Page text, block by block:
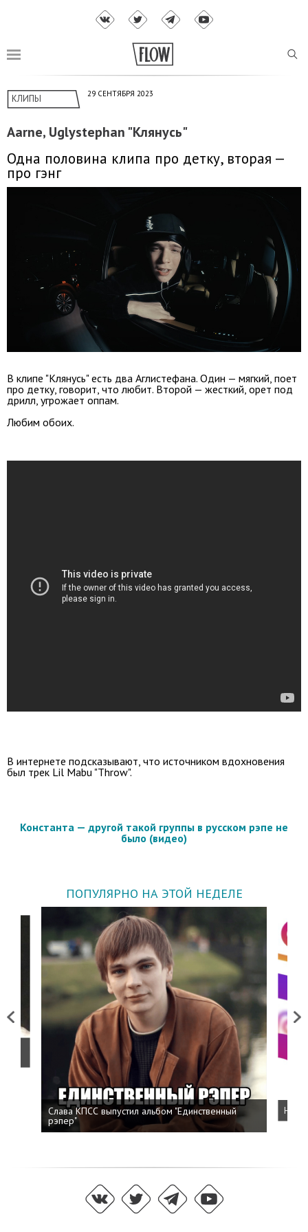
КЛИПЫ 29 СЕНТЯБРЯ 2023
Aarne, Uglystephan "Клянусь"
Одна половина клипа про детку, вторая —
про гэнг
В клипе "Клянусь" есть два Аглистефана. Один — мягкий, поет
про детку, говорит, что любит. Второй — жесткий, орет под
дрилл, угрожает оппам.
Любим обоих.
В интернете подсказывают, что источником вдохновения
был трек Lil Mabu "Throw".
Константа — другой такой группы в русском рэпе не
было (видео)
ПОПУЛЯРНО НА ЭТОЙ НЕДЕЛЕ
Previous
Слава КПСС выпустил альбом "Единственный
рэпер"
Next